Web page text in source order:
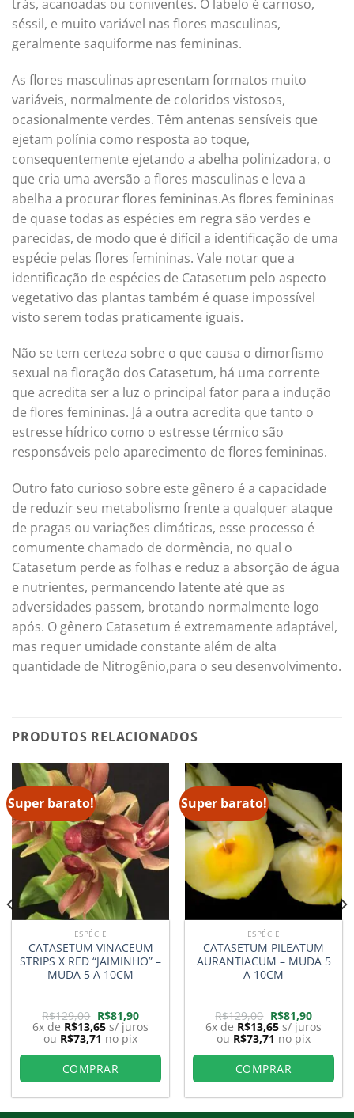
trás, acanoadas ou coniventes. O labelo é carnoso,
séssil, e muito variável nas flores masculinas,
geralmente saquiforme nas femininas.
As flores masculinas apresentam formatos muito
variáveis, normalmente de coloridos vistosos,
ocasionalmente verdes. Têm antenas sensíveis que
ejetam polínia como resposta ao toque,
consequentemente ejetando a abelha polinizadora, o
que cria uma aversão a flores masculinas e leva a
abelha a procurar flores femininas.As flores femininas
de quase todas as espécies em regra são verdes e
parecidas, de modo que é difícil a identificação de uma
espécie pelas flores femininas. Vale notar que a
identificação de espécies de Catasetum pelo aspecto
vegetativo das plantas também é quase impossível
visto serem todas praticamente iguais.
Não se tem certeza sobre o que causa o dimorfismo
sexual na floração dos Catasetum, há uma corrente
que acredita ser a luz o principal fator para a indução
de flores femininas. Já a outra acredita que tanto o
estresse hídrico como o estresse térmico são
responsáveis pelo aparecimento de flores femininas.
Outro fato curioso sobre este gênero é a capacidade
de reduzir seu metabolismo frente a qualquer ataque
de pragas ou variações climáticas, esse processo é
comumente chamado de dormência, no qual o
Catasetum perde as folhas e reduz a absorção de água
e nutrientes, permancendo latente até que as
adversidades passem, brotando normalmente logo
após. O gênero Catasetum é extremamente adaptável,
mas requer umidade constante além de alta
quantidade de Nitrogênio,para o seu desenvolvimento.
PRODUTOS RELACIONADOS
Super barato!
ESPÉCIE
CATASETUM VINACEUM
STRIPS X RED “JAIMINHO” –
MUDA 5 A 10CM
R$129,00 O
preço
original
era:
R$129,00.
R$81,90O
preço
atual
R$81,90.
6x de R$13,65 s/ juros
ou R$73,71 no pix
COMPRAR
Super barato!
ESPÉCIE
CATASETUM PILEATUM
AURANTIACUM – MUDA 5
A 10CM
R$129,00 O
preço
original
era:
R$129,00.
R$81,90O
preço
atual
6x de R$13,65 s/ juros
ou R$73,71 no pix
COMPRAR